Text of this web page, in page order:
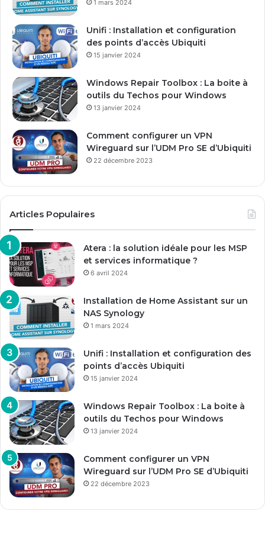
e
m
a
1 mars 2024
Unifi : Installation et configuration
des points d’accès Ubiquiti
15 janvier 2024
Windows Repair Toolbox : La boite à
outils du Techos pour Windows
13 janvier 2024
Comment configurer un VPN
Wireguard sur l’UDM Pro SE d’Ubiquiti
22 décembre 2023
Articles Populaires
Atera : la solution idéale pour les MSP
et services informatique ?
6 avril 2024
Installation de Home Assistant sur un
NAS Synology
1 mars 2024
Unifi : Installation et configuration des
points d’accès Ubiquiti
15 janvier 2024
Windows Repair Toolbox : La boite à
outils du Techos pour Windows
13 janvier 2024
Comment configurer un VPN
Wireguard sur l’UDM Pro SE d’Ubiquiti
22 décembre 2023